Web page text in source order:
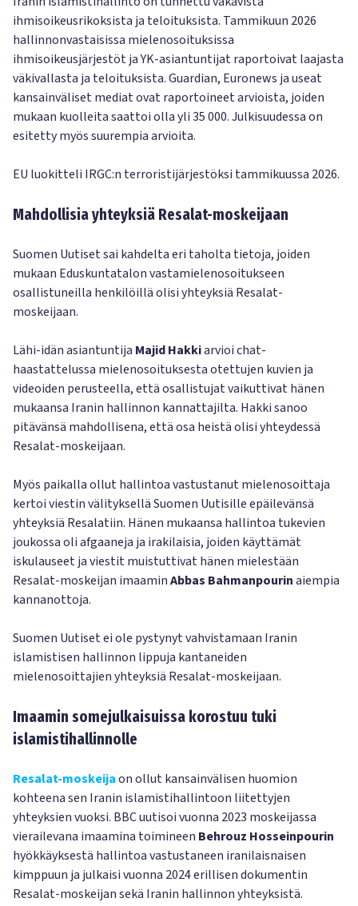
ihmisoikeusrikoksista ja teloituksista. Tammikuun 2026
hallinnonvastaisissa mielenosoituksissa
ihmisoikeusjärjestöt ja YK-asiantuntijat raportoivat laajasta
väkivallasta ja teloituksista. Guardian, Euronews ja useat
kansainväliset mediat ovat raportoineet arvioista, joiden
mukaan kuolleita saattoi olla yli 35 000. Julkisuudessa on
esitetty myös suurempia arvioita.
EU luokitteli IRGC:n terroristijärjestöksi tammikuussa 2026.
Mahdollisia yhteyksiä Resalat-moskeijaan
Suomen Uutiset sai kahdelta eri taholta tietoja, joiden
mukaan Eduskuntatalon vastamielenosoitukseen
osallistuneilla henkilöillä olisi yhteyksiä Resalat-
moskeijaan.
Lähi-idän asiantuntija Majid Hakkiarvioi chat-
haastattelussa mielenosoituksesta otettujen kuvien ja
videoiden perusteella, että osallistujat vaikuttivat hänen
mukaansa Iranin hallinnon kannattajilta. Hakki sanoo
pitävänsä mahdollisena, että osa heistä olisi yhteydessä
Resalat-moskeijaan.
Myös paikalla ollut hallintoa vastustanut mielenosoittaja
kertoi viestin välityksellä Suomen Uutisille epäilevänsä
yhteyksiä Resalatiin. Hänen mukaansa hallintoa tukevien
joukossa oli afgaaneja ja irakilaisia, joiden käyttämät
iskulauseet ja viestit muistuttivat hänen mielestään
Resalat-moskeijan imaaminAbbas Bahmanpourinaiempia
kannanottoja.
Suomen Uutiset ei ole pystynyt vahvistamaan Iranin
islamistisen hallinnon lippuja kantaneiden
mielenosoittajien yhteyksiä Resalat-moskeijaan.
Imaamin somejulkaisuissa korostuu tuki
islamistihallinnolle
Resalat-moskeijaon ollut kansainvälisen huomion
kohteena sen Iranin islamistihallintoon liitettyjen
yhteyksien vuoksi. BBC uutisoi vuonna 2023 moskeijassa
vierailevana imaamina toimineen Behrouz Hosseinpourin
hyökkäyksestä hallintoa vastustaneen iranilaisnaisen
kimppuun ja julkaisi vuonna 2024 erillisen dokumentin
Resalat-moskeijan sekä Iranin hallinnon yhteyksistä.